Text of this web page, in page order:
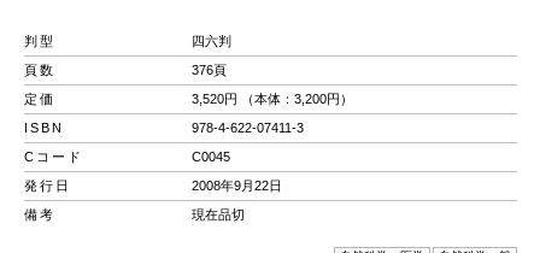
判型
四六判
頁数
376頁
定価
3,520円 （本体：3,200円）
ISBN
978-4-622-07411-3
Cコード
C0045
発行日
2008年9月22日
備考
現在品切